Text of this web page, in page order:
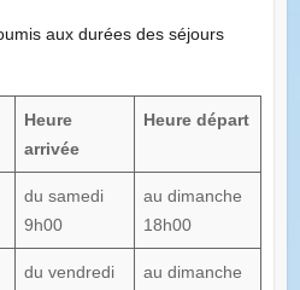
aux durées des séjours
Heure
arrivée
Heure départ
du samedi
9h00
au dimanche
18h00
du vendredi
au dimanche